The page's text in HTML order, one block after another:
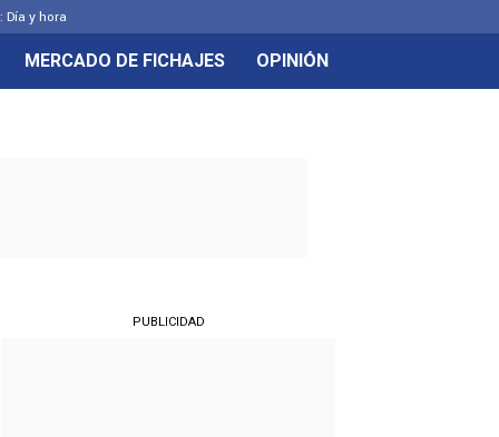
Día y hora
MERCADO DE FICHAJES OPINIÓN
PUBLICIDAD